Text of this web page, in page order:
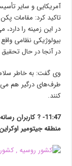
آمریکایی و سایر
تاکید کرد: مقامات
در این زمینه را
بیولوژیکی نظامی
در آنجا در حال
وی گفت: به خاطر
طرف‌های درگیر هم می
کنند. ‎
11:47- ?
منطقه جیتومیر